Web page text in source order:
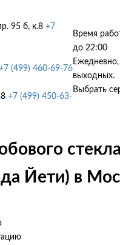
95 б, к.8 +7
(499) 460-69-76
+7 (499) 450-63-
Время
до 22:00
Ежедневно,
выходных.
Выбрать
Йети) в